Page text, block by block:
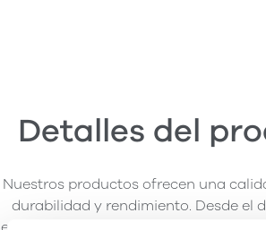
Detalles del
Nuestros productos ofrecen una
durabilidad y rendimiento. Desde el